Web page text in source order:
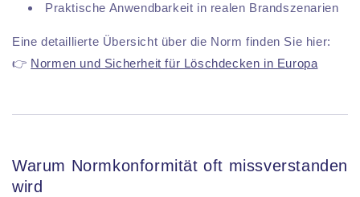
Praktische Anwendbarkeit in realen Brandszenarien
Eine detaillierte Übersicht über die Norm finden Sie hier:
👉 Normen und Sicherheit für Löschdecken in Europa
Warum Normkonformität oft missverstanden
wird